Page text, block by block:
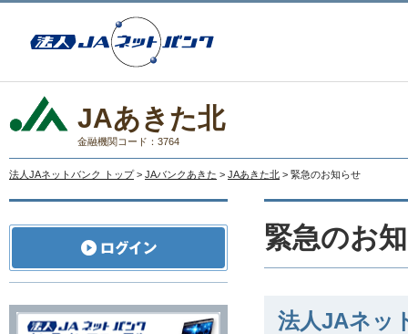
JAあきた北
金融機関コード：3764
法人JAネットバンク トップ > JAバンクあきた > JAあきた北 > 緊急のお知らせ
緊急のお
法人JAネッ